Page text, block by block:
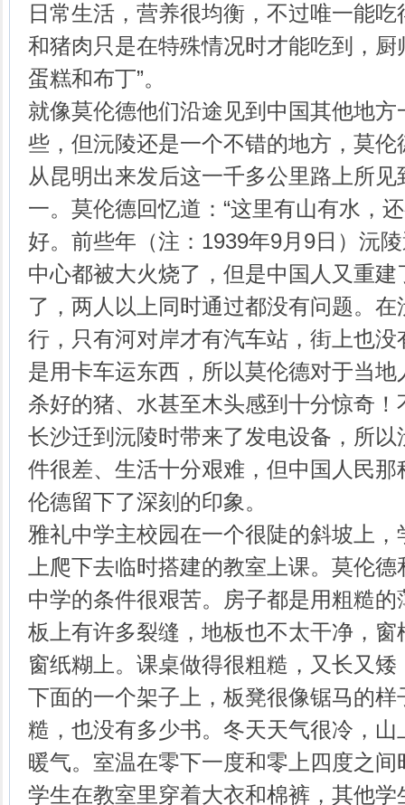
日常生活，营养很均衡，不过唯一能
和猪肉只是在特殊情况时才能吃到，
蛋糕和布丁”。
就像莫伦德他们沿途见到中国其他地
些，但沅陵还是一个不错的地方，莫
从昆明出来发后这一千多公里路上所
一。莫伦德回忆道：“这里有山有水，
好。前些年（注：1939年9月9日）沅
中心都被大火烧了，但是中国人又重
了，两人以上同时通过都没有问题。
行，只有河对岸才有汽车站，街上也没
是用卡车运东西，所以莫伦德对于当
杀好的猪、水甚至木头感到十分惊奇
长沙迁到沅陵时带来了发电设备，所
件很差、生活十分艰难，但中国人民
伦德留下了深刻的印象。
雅礼中学主校园在一个很陡的斜坡上
上爬下去临时搭建的教室上课。莫伦
中学的条件很艰苦。房子都是用粗糙
板上有许多裂缝，地板也不太干净，
窗纸糊上。课桌做得很粗糙，又长又
下面的一个架子上，板凳很像锯马的
糙，也没有多少书。冬天天气很冷，
暖气。室温在零下一度和零上四度之
学生在教室里穿着大衣和棉裤，其他